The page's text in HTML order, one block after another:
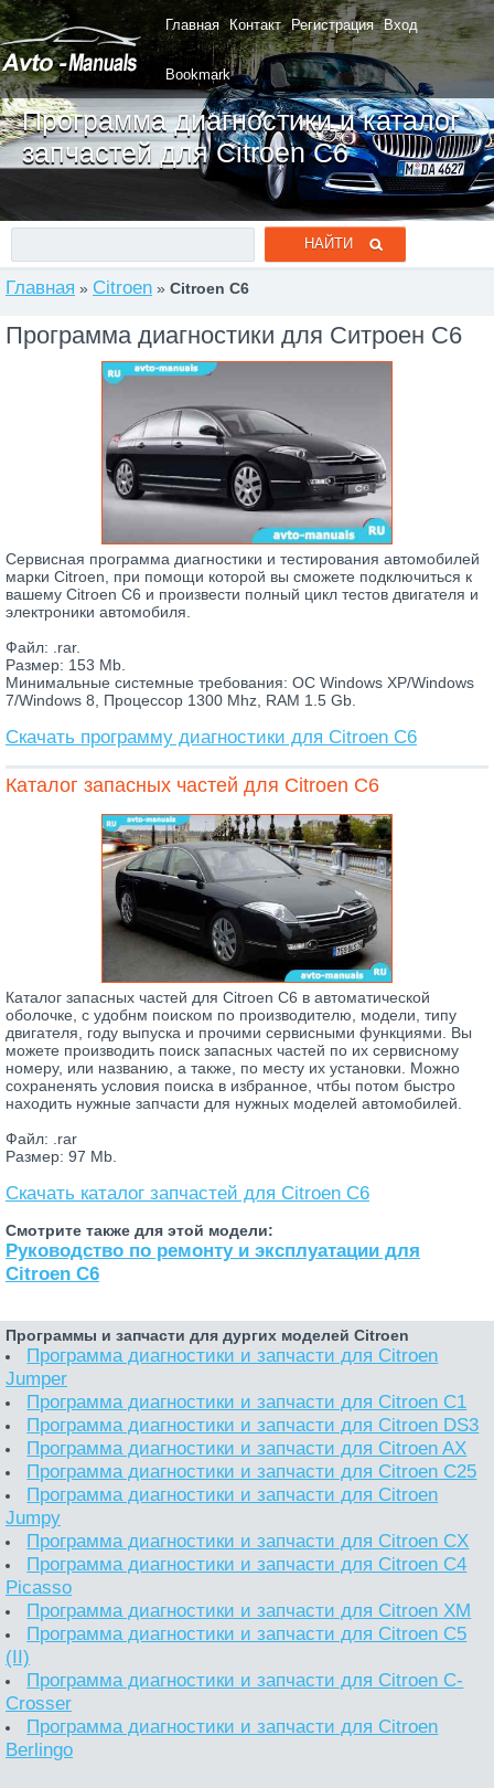
Главная Контакт Регистрация Вход
Bookmark
Программа диагностики и каталог
запчастей для Citroen C6
Главная » Citroen » Citroen C6
Программа диагностики для Ситроен C6
Сервисная программа диагностики и тестирования автомобилей
марки Citroen, при помощи которой вы сможете подключиться к
вашему Citroen C6 и произвести полный цикл тестов двигателя и
электроники автомобиля.
Файл: .rar.
Размер: 153 Mb.
Минимальные системные требования: ОС Windows XP/Windows
7/Windows 8, Процессор 1300 Mhz, RAM 1.5 Gb.
Скачать программу диагностики для Citroen C6
Каталог запасных частей для Citroen C6
Каталог запасных частей для Citroen C6 в автоматической
оболочке, с удобнм поиском по производителю, модели, типу
двигателя, году выпуска и прочими сервисными функциями. Вы
можете производить поиск запасных частей по их сервисному
номеру, или названию, а также, по месту их установки. Можно
сохраненять условия поиска в избранное, чтбы потом быстро
находить нужные запчасти для нужных моделей автомобилей.
Файл: .rar
Размер: 97 Mb.
Скачать каталог запчастей для Citroen C6
Смотрите также для этой модели:
Руководство по ремонту и эксплуатации для
Citroen C6
Программы и запчасти для дургих моделей Citroen
Программа диагностики и запчасти для Citroen
Jumper
Программа диагностики и запчасти для Citroen C1
Программа диагностики и запчасти для Citroen DS3
Программа диагностики и запчасти для Citroen AX
Программа диагностики и запчасти для Citroen C25
Программа диагностики и запчасти для Citroen
Jumpy
Программа диагностики и запчасти для Citroen CX
Программа диагностики и запчасти для Citroen C4
Picasso
Программа диагностики и запчасти для Citroen XM
Программа диагностики и запчасти для Citroen C5
(II)
Программа диагностики и запчасти для Citroen C-
Crosser
Программа диагностики и запчасти для Citroen
Berlingo